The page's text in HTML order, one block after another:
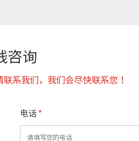
咨询
系我们，我们会尽快联系您！
电话 *